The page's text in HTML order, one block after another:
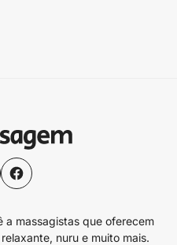
massagistas que oferecem
nuru e muito mais.